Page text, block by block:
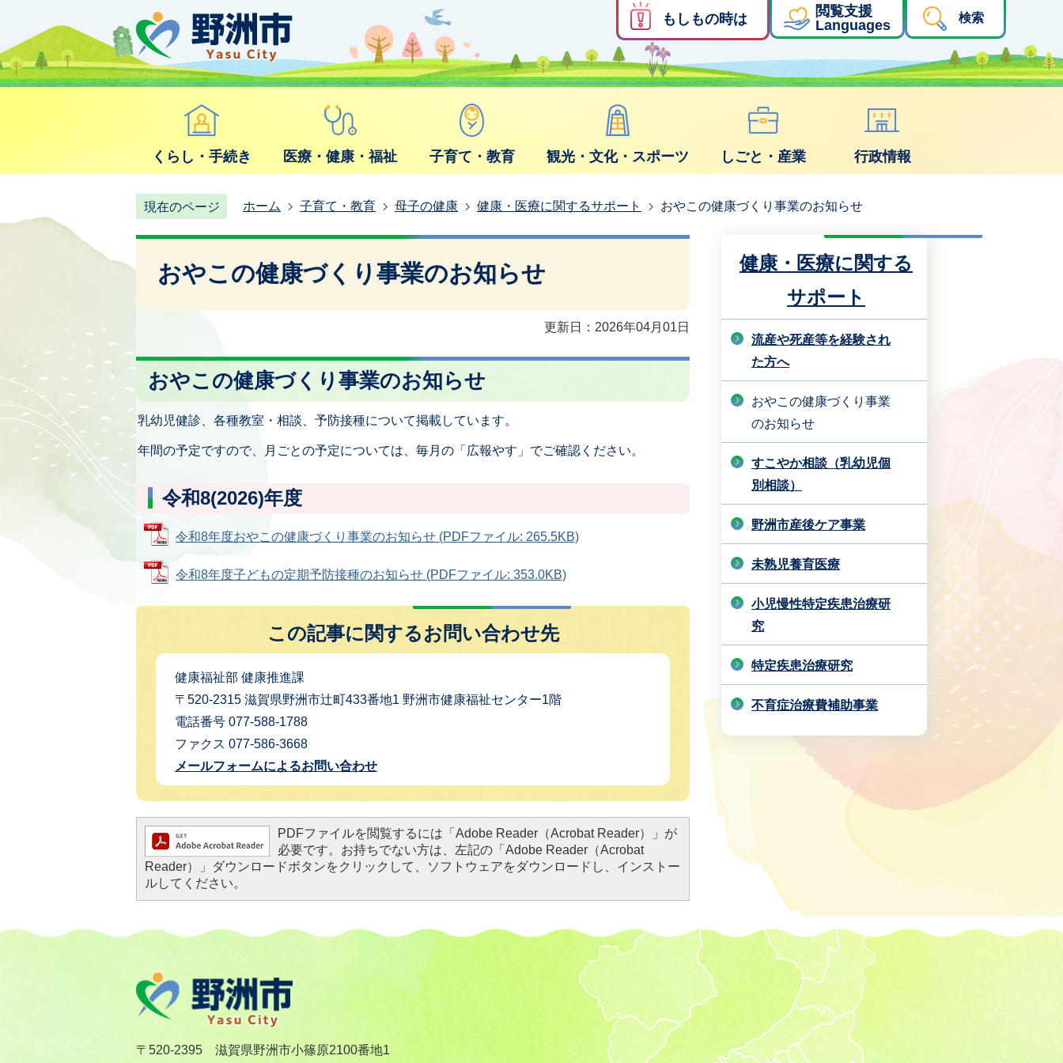
もしもの時は
閲覧支援
Languages
検索
くらし・手続き 医療・健康・福祉 子育て・教育 観光・文化・スポーツ しごと・産業 行政情報
現在のページ ホーム 子育て・教育 母子の健康 健康・医療に関するサポート おやこの健康づくり事業のお知らせ
おやこの健康づくり事業のお知らせ
更新日：2026年04月01日
おやこの健康づくり事業のお知らせ
乳幼児健診、各種教室・相談、予防接種について掲載しています。
年間の予定ですので、月ごとの予定については、毎月の「広報やす」でご確認ください。
令和8(2026)年度
令和8年度おやこの健康づくり事業のお知らせ (PDFファイル: 265.5KB)
令和8年度子どもの定期予防接種のお知らせ (PDFファイル: 353.0KB)
この記事に関するお問い合わせ先
健康福祉部 健康推進課
〒520-2315 滋賀県野洲市辻町433番地1 野洲市健康福祉センター1階
電話番号 077-588-1788
ファクス 077-586-3668
メールフォームによるお問い合わせ
PDFファイルを閲覧するには「Adobe Reader（Acrobat Reader）」が
必要です。お持ちでない方は、左記の「Adobe Reader（Acrobat
Reader）」ダウンロードボタンをクリックして、ソフトウェアをダウンロードし、インストー
ルしてください。
健康・医療に関する
サポート
流産や死産等を経験され
た方へ
おやこの健康づくり事業
のお知らせ
すこやか相談（乳幼児個
別相談）
野洲市産後ケア事業
未熟児養育医療
小児慢性特定疾患治療研
究
特定疾患治療研究
不育症治療費補助事業
〒520-2395 滋賀県野洲市小篠原2100番地1